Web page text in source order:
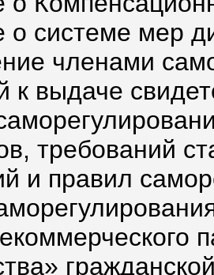
системе мер
членами
к выдаче
требований
и правил